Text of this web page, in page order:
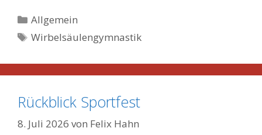
Kategorien
Allgemein
Schlagwörter
Wirbelsäulengymnastik
Rückblick Sportfest
8. Juli 2026 von Felix Hahn